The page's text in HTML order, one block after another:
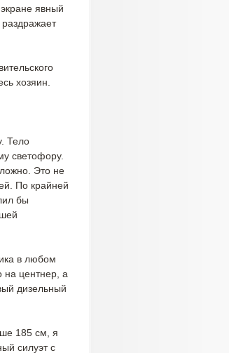
явный
хозяин.
Тело
светофору.
Это не
По крайней
бы
в любом
на центнер, а
дизельный
185 см, я
силуэт с